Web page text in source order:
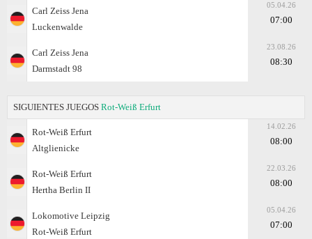
Carl Zeiss Jena
Luckenwalde
05.04.26
07:00
Carl Zeiss Jena
Darmstadt 98
23.08.26
08:30
SIGUIENTES JUEGOS Rot-Weiß Erfurt
Rot-Weiß Erfurt
Altglienicke
14.02.26
08:00
Rot-Weiß Erfurt
Hertha Berlin II
22.03.26
08:00
Lokomotive Leipzig
Rot-Weiß Erfurt
05.04.26
07:00